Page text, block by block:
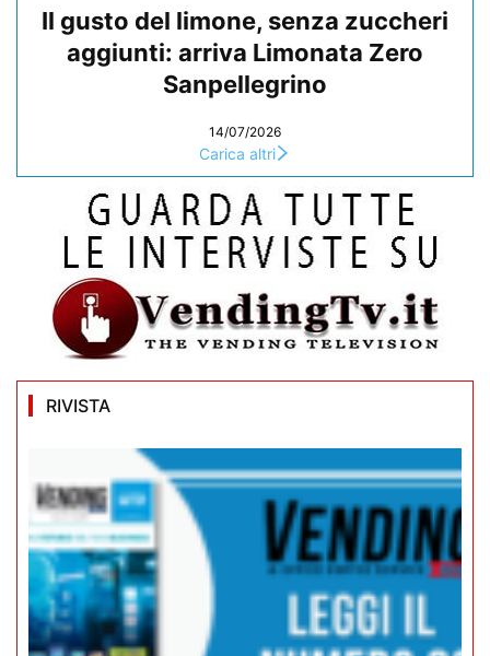
Il gusto del limone, senza zuccheri
aggiunti: arriva Limonata Zero
Sanpellegrino
14/07/2026
Carica altri
RIVISTA